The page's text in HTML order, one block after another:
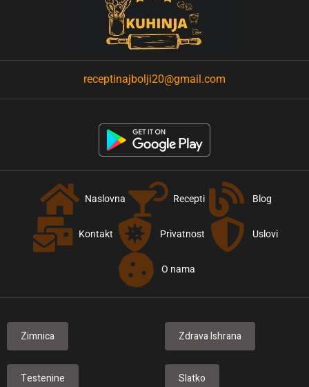
receptinajbolji20@gmail.com
Naslovna Recepti Blog
Kontakt Privatnost Uslovi
O nama
Zimnica Zdrava Ishrana
Testenine Slatko